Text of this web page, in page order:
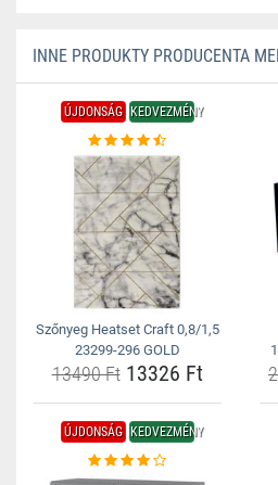
INNE PRODUKTY PRODUCENTA
ÚJDONSÁG KEDVEZMÉNY
Szőnyeg Heatset Craft 0,8/1,5
23299-296 GOLD
13490 Ft13326 Ft
ÚJDONSÁG KEDVEZMÉNY